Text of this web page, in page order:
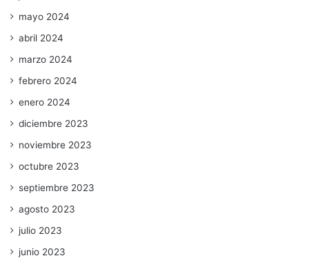
mayo 2024
abril 2024
marzo 2024
febrero 2024
enero 2024
diciembre 2023
noviembre 2023
octubre 2023
septiembre 2023
agosto 2023
julio 2023
junio 2023